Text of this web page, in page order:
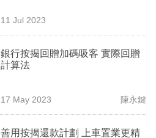
11 Jul 2023
銀行按揭回贈加碼吸客 實際回贈
計算法
17 May 2023 陳永鍵
善用按揭還款計劃 上車置業更精